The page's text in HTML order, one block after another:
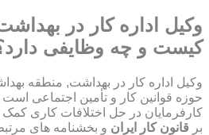
وکیل اداره کار در
کیست و چه وظایفی
وکیل اداره کار در بهداشت, منطقه
حوزه قوانین کار و تأمین اجتماعی
کارفرمایان در حل اختلافات کاری کمک
بر قانون کار ایران و بخشنامه های